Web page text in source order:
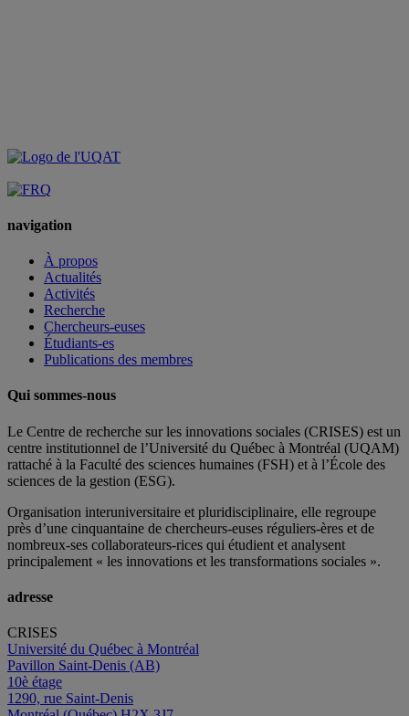
navigation
À propos
Actualités
Activités
Recherche
Chercheurs-euses
Étudiants-es
Publications des membres
Qui sommes-nous
Le Centre de recherche sur les innovations sociales (CRISES) est un
centre institutionnel de l’Université du Québec à Montréal (UQAM)
rattaché à la Faculté des sciences humaines (FSH) et à l’École des
sciences de la gestion (ESG).
Organisation interuniversitaire et pluridisciplinaire, elle regroupe
près d’une cinquantaine de chercheurs-euses réguliers-ères et de
nombreux-ses collaborateurs-rices qui étudient et analysent
principalement « les innovations et les transformations sociales ».
adresse
CRISES
Université du Québec à Montréal
Pavillon Saint-Denis (AB)
10è étage
1290, rue Saint-Denis